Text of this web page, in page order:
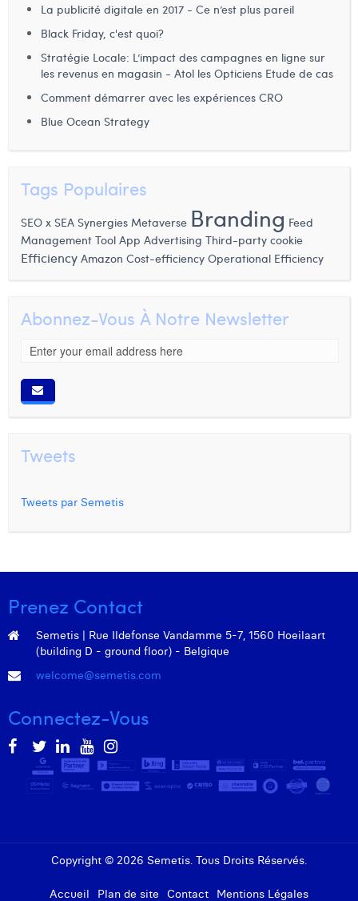
La publicité digitale en 2017 - Ce n’est plus pareil
Black Friday, c'est quoi?
Stratégie Locale: L’impact des campagnes en ligne sur
les revenus en magasin - Atol les Opticiens Etude de cas
Comment démarrer avec les expériences CRO
Blue Ocean Strategy
Tags Populaires
SEO x SEA Synergies Metaverse Branding Feed
Management Tool App Advertising Third-party cookie
Efficiency Amazon Cost-efficiency Operational Efficiency
Abonnez-Vous À Notre Newsletter
Tweets
Tweets par Semetis
Prenez Contact
Semetis | Rue Ildefonse Vandamme 5-7, 1560 Hoeilaart
(building D - ground floor) - Belgique
welcome@semetis.com
Connectez-Vous
Copyright © 2026 Semetis. Tous Droits Réservés.
Accueil Plan de site Contact Mentions Légales